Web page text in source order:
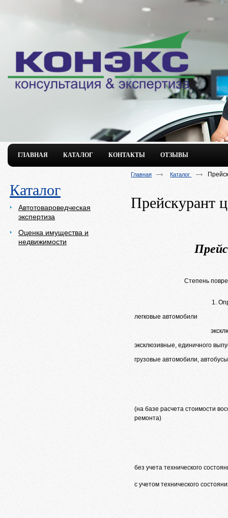
ГЛАВНАЯ КАТАЛОГ КОНТАКТЫ ОТЗЫВЫ
Каталог
Автотовароведческая
экспертиза
Оценка имущества и
недвижимости
Главная Каталог
Прейскурант
Степень
1.
легковые автомобили
эксклюзивные, единичного
грузовые автомобили, автобусы
(на базе расчета стоимости
ремонта)
без учета технического
с учетом технического